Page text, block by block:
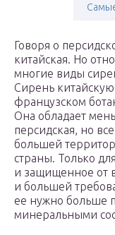
Говоря о
китайская. Но
многие виды
Сирень
французском
Она обладает
персидская, но
большей
страны. Только
и защищенное от
и большей
ее нужно больше
минеральными